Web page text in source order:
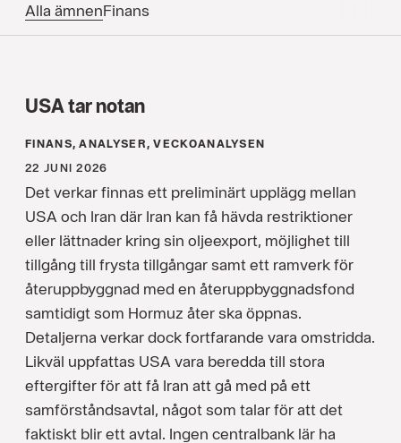
Alla ämnenFinans
USA tar notan
FINANS, ANALYSER, VECKOANALYSEN
22 JUNI 2026
Det verkar finnas ett preliminärt upplägg mellan
USA och Iran där Iran kan få hävda restriktioner
eller lättnader kring sin oljeexport, möjlighet till
tillgång till frysta tillgångar samt ett ramverk för
återuppbyggnad med en återuppbyggnadsfond
samtidigt som Hormuz åter ska öppnas.
Detaljerna verkar dock fortfarande vara omstridda.
Likväl uppfattas USA vara beredda till stora
eftergifter för att få Iran att gå med på ett
samförståndsavtal, något som talar för att det
faktiskt blir ett avtal. Ingen centralbank lär ha